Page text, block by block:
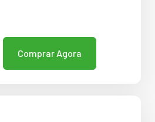
Comprar Agora